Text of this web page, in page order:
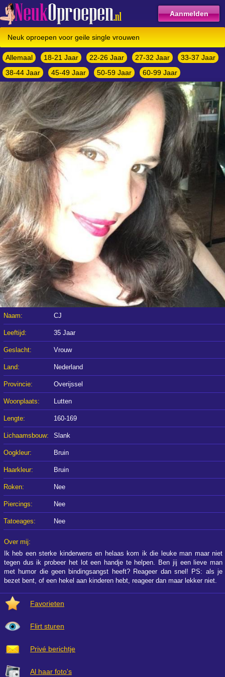
Aanmelden
Neuk oproepen voor geile single vrouwen
Allemaal 18-21 Jaar 22-26 Jaar 27-32 Jaar
33-37 Jaar
38-44 Jaar
45-49 Jaar 50-59 Jaar 60-99 Jaar
Naam: CJ
Leeftijd: 35 Jaar
Geslacht: Vrouw
Land: Nederland
Provincie: Overijssel
Woonplaats: Lutten
Lengte: 160-169
Lichaamsbouw: Slank
Oogkleur: Bruin
Haarkleur: Bruin
Roken: Nee
Piercings: Nee
Tatoeages: Nee
Over mij:
Ik heb een sterke kinderwens en helaas kom ik die leuke man maar niet
tegen dus ik probeer het lot een handje te helpen. Ben jij een lieve man
met humor die geen bindingsangst heeft? Reageer dan snel! PS: als je
bezet bent, of een hekel aan kinderen hebt, reageer dan maar lekker niet.
Favorieten
Flirt sturen
Privé berichtje
Al haar foto's